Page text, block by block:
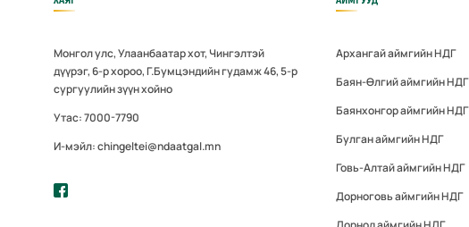
Монгол улс, Улаанбаатар хот, Чингэлтэй
дүүрэг, 6-р хороо, Г.Бумцэндийн гудамж 46, 5-р
сургуулийн зүүн хойно
Утас: 7000-7790
И-мэйл: chingeltei@ndaatgal.mn
Архангай аймгийн НДГ
Баян-Өлгий аймгийн НДГ
Баянхонгор аймгийн НДГ
Булган аймгийн НДГ
Говь-Алтай аймгийн НДГ
Дорноговь аймгийн НДГ